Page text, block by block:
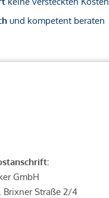
und kompetent beraten
GmbH
Brixner Straße 2/4